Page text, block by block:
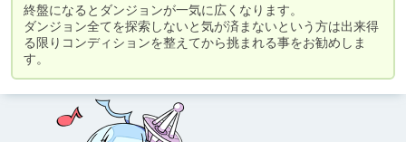
終盤になるとダンジョンが一気に広くなります。
ダンジョン全てを探索しないと気が済まないという方は出来得
る限りコンディションを整えてから挑まれる事をお勧めしま
す。